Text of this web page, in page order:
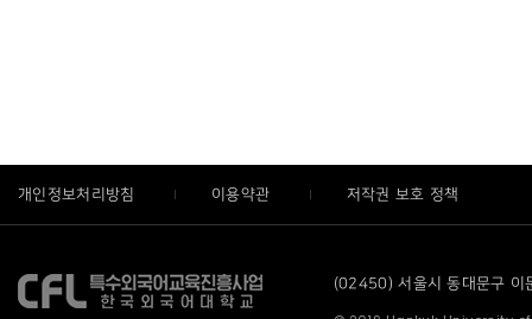
개인정보처리방침 이용약관 저작권 보호 정책
(02450) 서울시 동대문구